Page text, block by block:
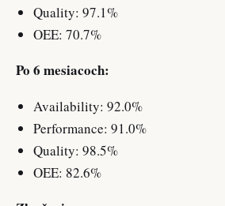
Quality: 97.1%
OEE: 70.7%
Po 6 mesiacoch:
Availability: 92.0%
Performance: 91.0%
Quality: 98.5%
OEE: 82.6%